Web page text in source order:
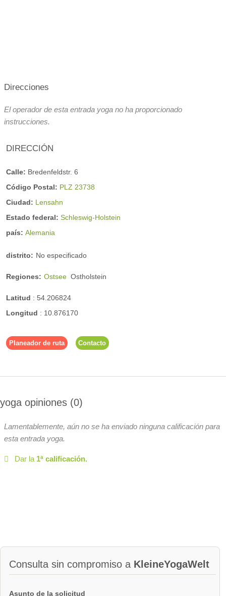
Direcciones
El operador de esta entrada yoga no ha proporcionado
instrucciones.
DIRECCIÓN
Calle: Bredenfeldstr. 6
Código Postal: PLZ 23738
Ciudad: Lensahn
Estado federal: Schleswig-Holstein
país: Alemania
distrito: No especificado
Regiones: Ostsee Ostholstein
Latitud : 54.206824
Longitud : 10.876170
Planeador de ruta Contacto
yoga opiniones 0
Lamentablemente, aún no se ha enviado ninguna calificación para
esta entrada yoga.
Dar la 1ª calificación.
Consulta sin compromiso a KleineYogaWelt
Asunto de la solicitud